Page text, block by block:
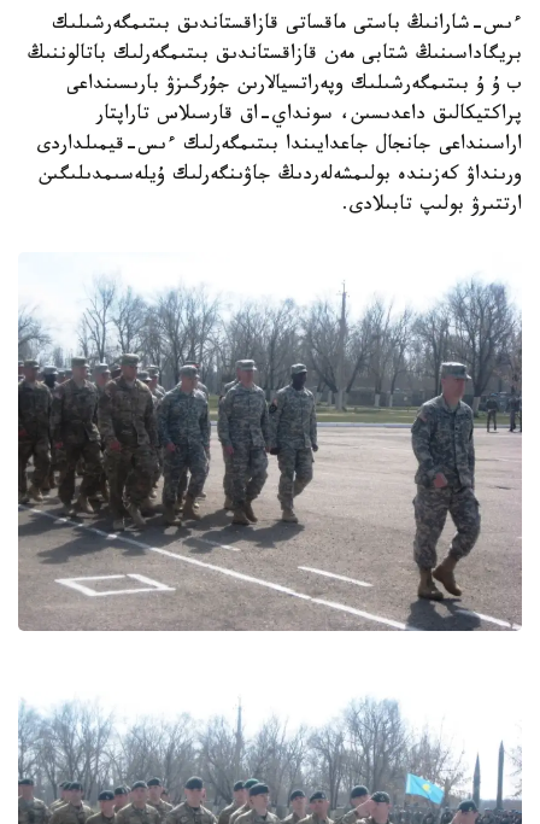
ءىس-شارانىڭ باستى ماقساتى قازاقستاندىق بىتىمگەرشىلىك
بريگاداسىنىڭ شتابى مەن قازاقستاندىق بىتىمگەرلىك باتالوننىڭ
ب ۇ ۇ بىتىمگەرشىلىك وپەراتسيالارىن جۇرگىزۋ بارىسىنداعى
پراكتيكالىق داعدىسىن، سونداي-اق قارسىلاس تاراپتار
اراسىنداعى جانجال جاعدايىندا بىتىمگەرلىك ءىس-قيمىلداردى
ورىنداۋ كەزىندە بولىمشەلەردىڭ جاۋىنگەرلىك ۇيلەسىمدىلىگىن
ارتتىرۋ بولىپ تابىلادى.